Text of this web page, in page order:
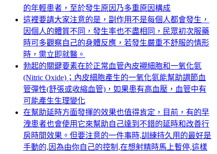
的年輕患者，至於發生原因乃多重原因構成
這裡要請大家注意的是，副作用不是每個人都會發生，
因個人的體質不同，發生率也不盡相同，民眾初次服藥
時可多觀察自己的身體反應，若發生嚴重不舒服的情形
時，需立即就醫。
勃起的關鍵要素在於正常血管內皮襯細胞和一氧化氮
(Nitric Oxide)；內皮細胞產生的一氧化氮能幫助調節血
管彈性(舒張或收縮血管)，如果患有高血壓，血管中有
可能產生生理變化
在幫助延時方面發揮的效果也值得肯定，目前，有的早
洩患者也會使用它來幫助自己達到不錯的延時和改善行
房時間效果。但要注意的一件事時,訓練持久用的最好是
手動的,因為由你自己的控制,在想射精時馬上暫停,這樣